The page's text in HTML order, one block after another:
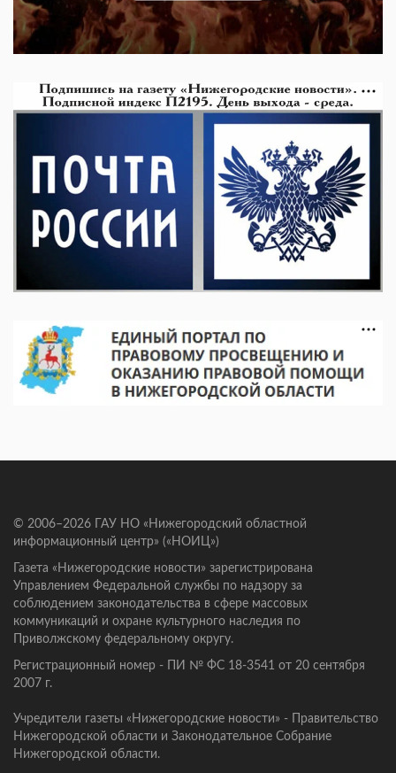
© 2006–2026 ГАУ НО «Нижегородский областной
информационный центр» («НОИЦ»)
Газета «Нижегородские новости» зарегистрирована
Управлением Федеральной службы по надзору за
соблюдением законодательства в сфере массовых
коммуникаций и охране культурного наследия по
Приволжскому федеральному округу.
Регистрационный номер - ПИ № ФС 18-3541 от 20 сентября
2007 г.
Учредители газеты «Нижегородские новости» - Правительство
Нижегородской области и Законодательное Собрание
Нижегородской области.